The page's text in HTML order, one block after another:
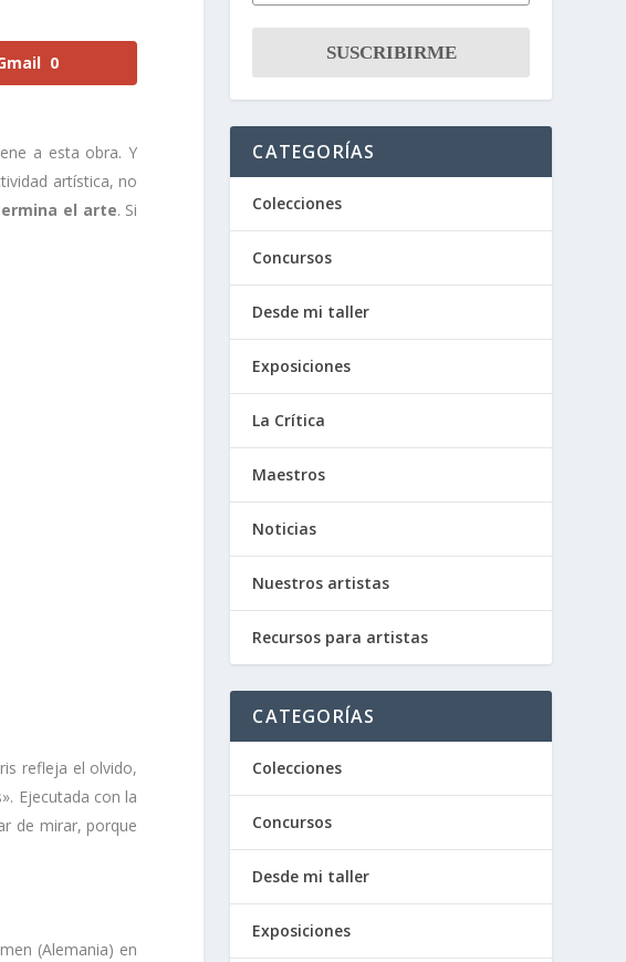
0
a esta obra. Y
artística, no
el arte. Si
refleja el olvido,
Ejecutada con la
de mirar, porque
(Alemania) en
CATEGORÍAS
Colecciones
Concursos
Desde mi taller
Exposiciones
La Crítica
Maestros
Noticias
Nuestros artistas
Recursos para artistas
CATEGORÍAS
Colecciones
Concursos
Desde mi taller
Exposiciones